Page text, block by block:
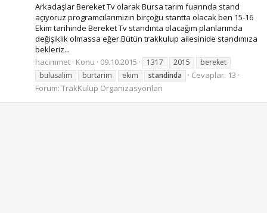
Arkadaşlar Bereket Tv olarak Bursa tarım fuarında stand
açıyoruz programcılarımızın birçoğu stantta olacak ben 15-16
Ekim tarihinde Bereket Tv standınta olacağım planlarımda
değişiklik olmassa eğer.Bütün trakkulup ailesinide standımıza
bekleriz...
hacimmet Konu 09.10.2015 1317 2015
bereket
bulusalim
burtarim ekim standinda
Cevaplar: 13
Forum: TrakKulüp Organizasyonları